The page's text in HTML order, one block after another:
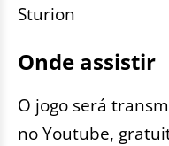
Sturion
Onde assistir
O jogo será
no Youtube,